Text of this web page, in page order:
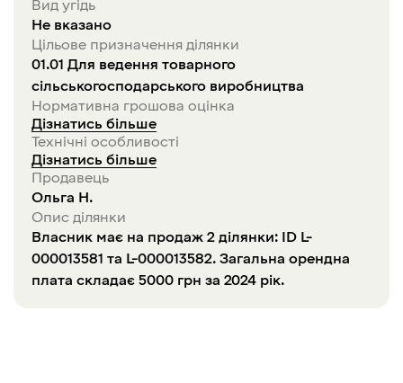
Вид угідь
Не вказано
Цільове призначення ділянки
01.01 Для ведення товарного
сільськогосподарського виробництва
Нормативна грошова оцінка
Дізнатись більше
Технічні особливості
Дізнатись більше
Продавець
Ольга Н.
Опис ділянки
Власник має на продаж 2 ділянки: ID L-
000013581 та L-000013582. Загальна орендна
плата складає 5000 грн за 2024 рік.